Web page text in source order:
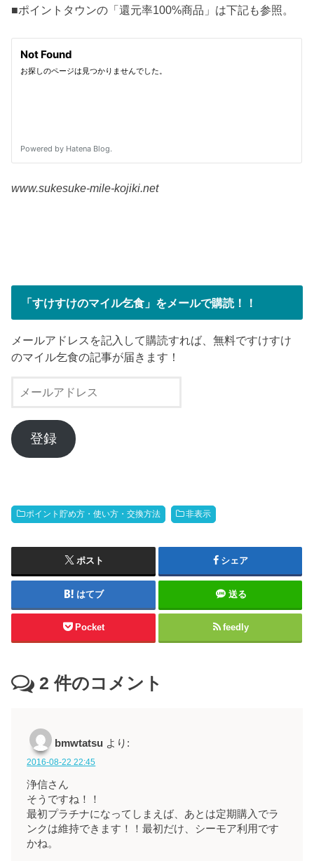
■ポイントタウンの「還元率100%商品」は下記も参照。
www.sukesuke-mile-kojiki.net
「すけすけのマイル乞食」をメールで購読！！
メールアドレスを記入して購読すれば、無料ですけすけ
のマイル乞食の記事が届きます！
ー
ア
ド
登録
ポイント貯め方・使い方・交換方法 非表示
ポスト シェア
はてブ 送る
Pocket feedly
2 件のコメント
bmwtatsu より:
2016-08-22 22:45
浄信さん
そうですね！！
最初プラチナになってしまえば、あとは定期購入でラ
ンクは維持できます！！最初だけ、シーモア利用です
かね。